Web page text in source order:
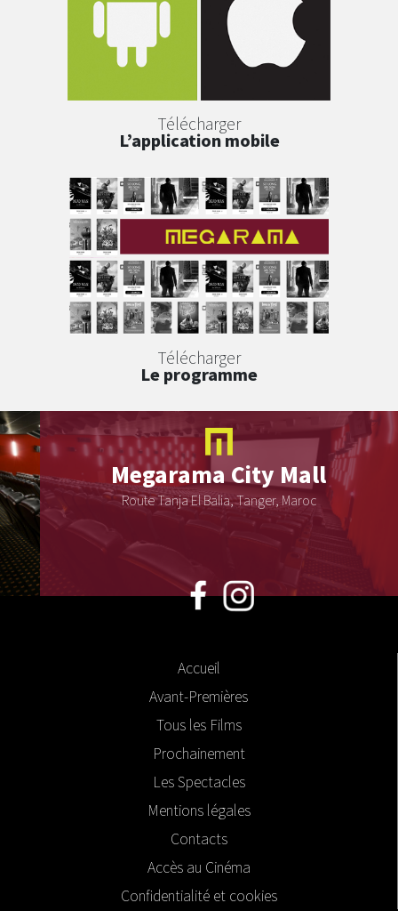
Télécharger
L’application mobile
Télécharger
Le programme
MegaramaCity Mall
Route Tanja El Balia, Tanger, Maroc
Accueil
Avant-Premières
Tous les Films
Prochainement
Les Spectacles
Mentions légales
Contacts
Accès au Cinéma
Confidentialité et cookies